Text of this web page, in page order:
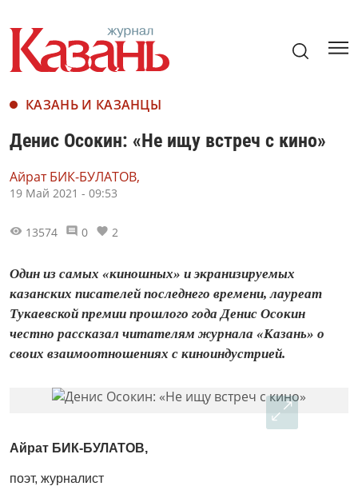
КАЗАНЬ И КАЗАНЦЫ
Денис Осокин: «Не ищу встреч с кино»
Айрат БИК-БУЛАТОВ,
19 Май 2021 - 09:53
13574 0 2
Один из самых «киношных» и экранизируемых
казанских писателей последнего времени, лауреат
Тукаевской премии прошлого года Денис Осокин
честно рассказал читателям журнала «Казань» о
своих взаимоотношениях с киноиндустрией.
Айрат БИК-БУЛАТОВ,
поэт, журналист